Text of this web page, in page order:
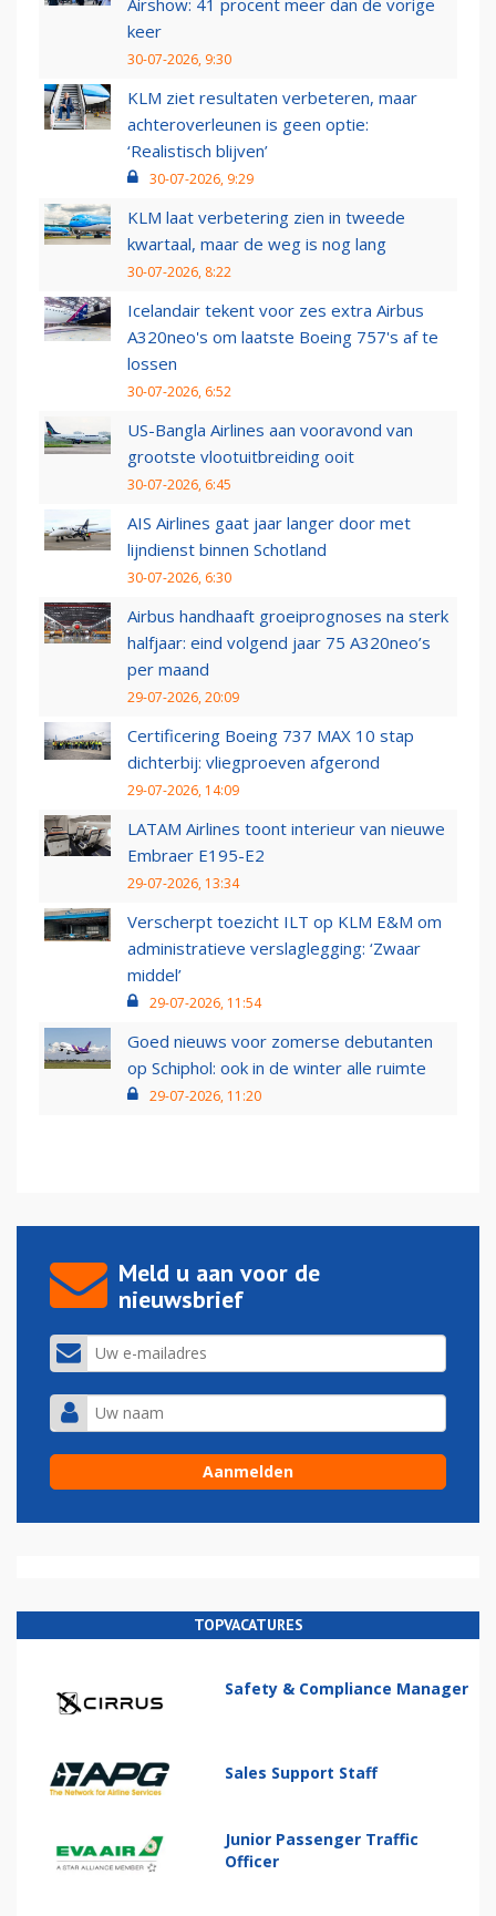
keer
30-07-2026, 9:30
KLM ziet resultaten verbeteren, maar
achteroverleunen is geen optie:
‘Realistisch blijven’
30-07-2026, 9:29
KLM laat verbetering zien in tweede
kwartaal, maar de weg is nog lang
30-07-2026, 8:22
Icelandair tekent voor zes extra Airbus
A320neo's om laatste Boeing 757's af te
lossen
30-07-2026, 6:52
US-Bangla Airlines aan vooravond van
grootste vlootuitbreiding ooit
30-07-2026, 6:45
AIS Airlines gaat jaar langer door met
lijndienst binnen Schotland
30-07-2026, 6:30
Airbus handhaaft groeiprognoses na sterk
halfjaar: eind volgend jaar 75 A320neo’s
per maand
29-07-2026, 20:09
Certificering Boeing 737 MAX 10 stap
dichterbij: vliegproeven afgerond
29-07-2026, 14:09
LATAM Airlines toont interieur van nieuwe
Embraer E195-E2
29-07-2026, 13:34
Verscherpt toezicht ILT op KLM E&M om
administratieve verslaglegging: ‘Zwaar
middel’
29-07-2026, 11:54
Goed nieuws voor zomerse debutanten
op Schiphol: ook in de winter alle ruimte
29-07-2026, 11:20
Meld u aan voor de
nieuwsbrief
TOPVACATURES
Safety & Compliance Manager
Sales Support Staff
Junior Passenger Traffic
Officer